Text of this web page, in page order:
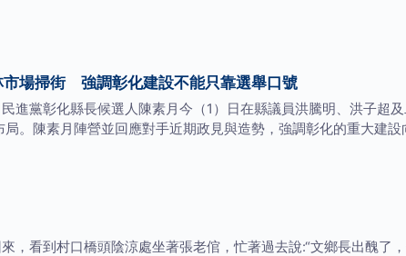
市場掃街 強調彰化建設不能只靠選舉口號
民進黨彰化縣長候選人陳素月今（1）日在縣議員洪騰明、洪子超
。陳素月陣營並回應對手近期政見與造勢，強調彰化的重大建
，看到村口橋頭陰涼處坐著張老倌，忙著過去說:“文鄉長出醜了